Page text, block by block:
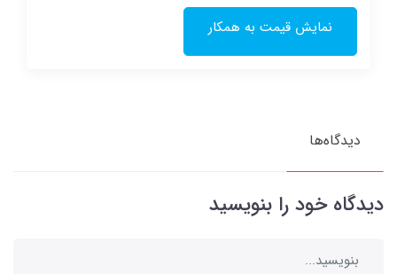
نمایش قیمت به همکار
دیدگاه‌ها
دیدگاه خود را بنویسید